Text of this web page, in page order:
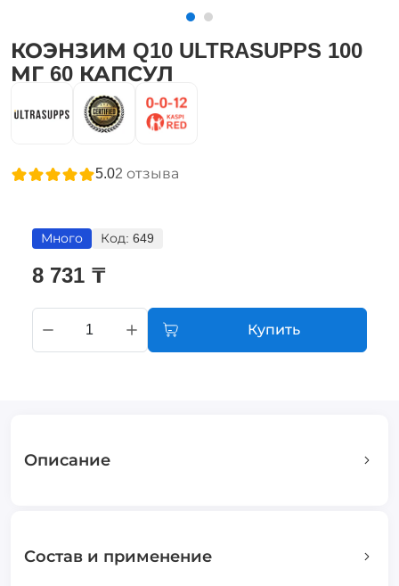
КОЭНЗИМ Q10 ULTRASUPPS 100
МГ 60 КАПСУЛ
5.02 отзыва
Много Код: 649
8 731 ₸
Купить
Описание
Состав и применение